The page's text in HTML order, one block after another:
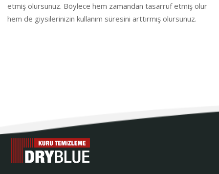
etmiş olursunuz. Böylece hem zamandan tasarruf etmiş olur
hem de giysilerinizin kullanım süresini arttırmış olursunuz.